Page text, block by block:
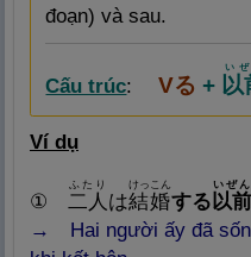
đoạn) và sau.
Cấu trúc:Vる + 以
い
Ví dụ
① 二 人
ふたり
は結婚
けっこん
する 以前
いぜん
→ Hai người ấy đã